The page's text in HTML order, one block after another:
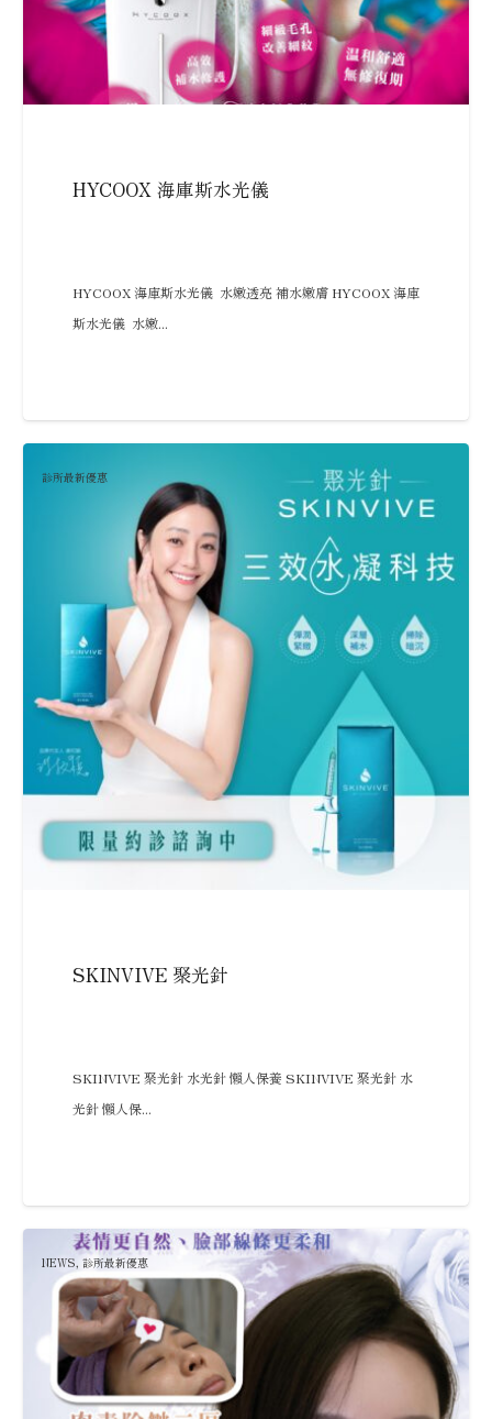
HYCOOX 海庫斯水光儀
HYCOOX 海庫斯水光儀 水嫩透亮 補水嫩膚 HYCOOX 海庫
斯水光儀 水嫩...
診所最新優惠
SKINVIVE 聚光針
SKINVIVE 聚光針 水光針 懶人保養 SKINVIVE 聚光針 水
光針 懶人保...
NEWS, 診所最新優惠